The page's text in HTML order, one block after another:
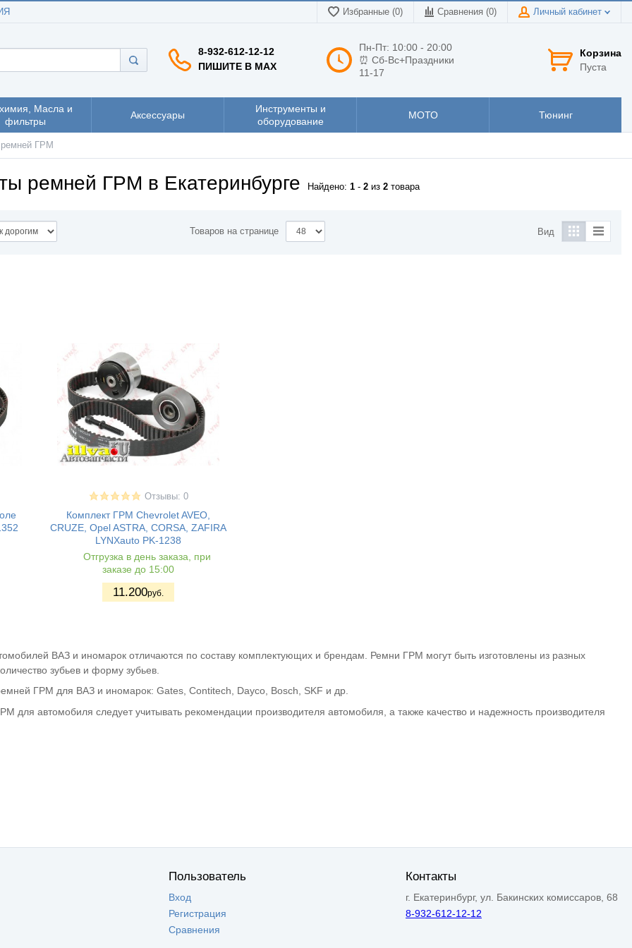
Избранные (0) Сравнения (0) Личный кабинет
8-932-612-12-12
ПИШИТЕ В MAX
Пн-Пт: 10:00 - 20:00
⏰ Сб-Вс+Праздники
11-17
Корзина
Пуста
Масла и
фильтры
Аксессуары
Инструменты и
оборудование
МОТО Тюнинг
ГРМ
ремней ГРМ в Екатеринбурге Найдено: 1 - 2 из 2 товара
Товаров на странице Вид
Отзывы: 0
Комплект ГРМ Chevrolet AVEO,
CRUZE, Opel ASTRA, CORSA, ZAFIRA
LYNXauto PK-1238
Отгрузка в день заказа, при
заказе до 15:00
11.200руб.
ВАЗ и иномарок отличаются по составу комплектующих и брендам. Ремни ГРМ могут быть изготовлены из разных
зубьев и форму зубьев.
ГРМ для ВАЗ и иномарок: Gates, Contitech, Dayco, Bosch, SKF и др.
для автомобиля следует учитывать рекомендации производителя автомобиля, а также качество и надежность производителя
Пользователь
Вход
Регистрация
Сравнения
Контакты
г. Екатеринбург, ул. Бакинских комиссаров, 68
8-932-612-12-12